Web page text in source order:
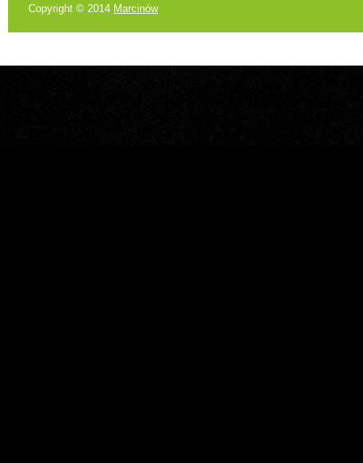
Copyright © 2014 Marcinów